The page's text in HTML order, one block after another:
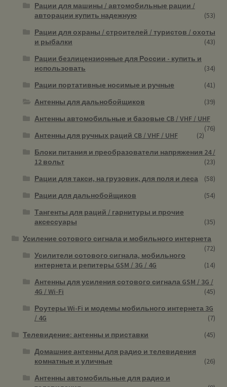
Рации для машины / автомобильные рации /
авторации купить надежную
(53)
Рации для охраны / строителей / туристов / охоты
и рыбалки
(43)
Рации безлицензионные для России - купить и
использовать
(34)
Рации портативные носимые и ручные
(41)
Антенны для дальнобойщиков
(39)
Антенны автомобильные и базовые CB / VHF / UHF
(76)
Антенны для ручных раций CB / VHF / UHF
(2)
Блоки питания и преобразователи напряжения 24 /
12 вольт
(23)
Рации для такси, на грузовик, для поля и леса
(58)
Рации для дальнобойщиков
(54)
Тангенты для раций / гарнитуры и прочие
аксессуары
(35)
Усиление сотового сигнала и мобильного интернета
(72)
Усилители сотового сигнала, мобильного
интернета и репитеры GSM / 3G / 4G
(14)
Антенны для усиления сотового сигнала GSM / 3G /
4G / Wi-Fi
(45)
Роутеры Wi-Fi и модемы мобильного интернета 3G
/ 4G
(7)
Телевидение: антенны и приставки
(45)
Домашние антенны для радио и телевидения
комнатные и уличные
(26)
Антенны автомобильные для радио и